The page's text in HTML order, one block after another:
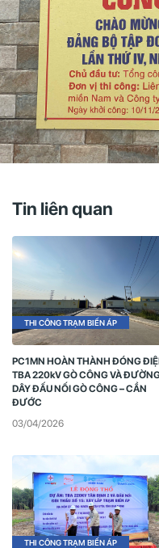
Tin liên quan
THI CÔNG TRẠM BIẾN ÁP
PC1MN HOÀN THÀNH ĐÓNG
TBA 220kV GÒ CÔNG VÀ
DÂY ĐẤU NỐI GÒ CÔNG – CẦN
ĐƯỚC
03/04/2026
THI CÔNG TRẠM BIẾN ÁP